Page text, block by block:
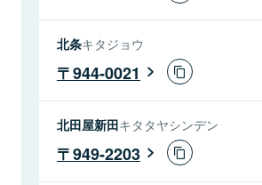
北条キタジョウ
944-0021
北田屋新田キタタヤシンデン
949-2203